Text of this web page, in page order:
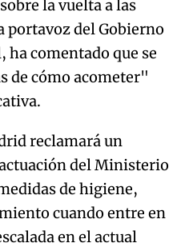
la vuelta a las
portavoz del Gobierno
comentado que se
de cómo acometer"
reclamará un
del Ministerio
de higiene,
cuando entre en
en el actual